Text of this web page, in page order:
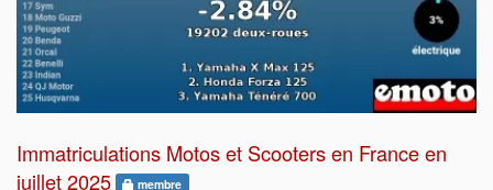
Immatriculations Motos et Scooters en France en
juillet 2025
membre